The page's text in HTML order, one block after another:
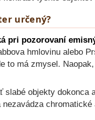
určený?
pri pozorovaní
hmlovinu alebo
to má zmysel.
slabé objekty